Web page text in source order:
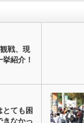
戦、現
紹介！
とても困
なかっ